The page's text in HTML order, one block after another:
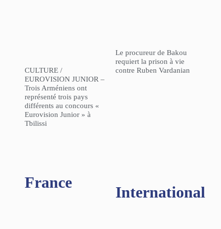
CULTURE /
EUROVISION JUNIOR –
Trois Arméniens ont
représenté trois pays
différents au concours «
Eurovision Junior » à
Tbilissi
Le procureur de Bakou
requiert la prison à vie
contre Ruben Vardanian
France
International